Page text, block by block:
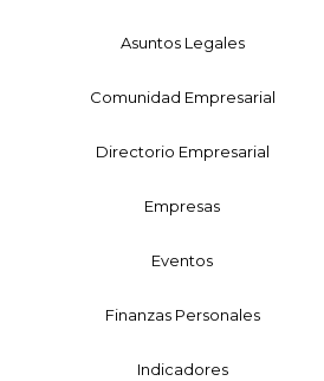
Asuntos Legales
Comunidad Empresarial
Directorio Empresarial
Empresas
Eventos
Finanzas Personales
Indicadores